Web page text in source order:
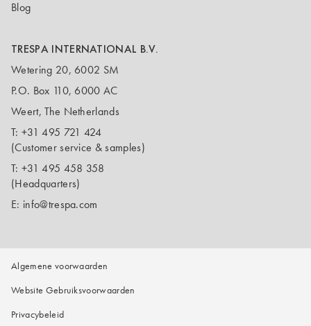
Blog
TRESPA INTERNATIONAL B.V.
Wetering 20, 6002 SM
P.O. Box 110, 6000 AC
Weert, The Netherlands
T: +31 495 721 424
(Customer service & samples)
T: +31 495 458 358
(Headquarters)
E: info@trespa.com
Algemene voorwaarden
Website Gebruiksvoorwaarden
Privacybeleid